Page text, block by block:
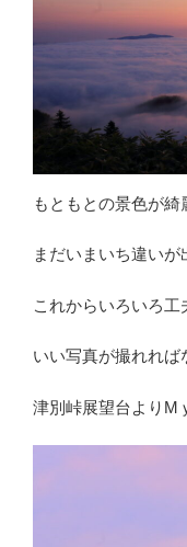
もともとの景色が綺
まだいまいち違い
これからいろいろ工
いい写真が撮れれば
津別峠展望台よりM